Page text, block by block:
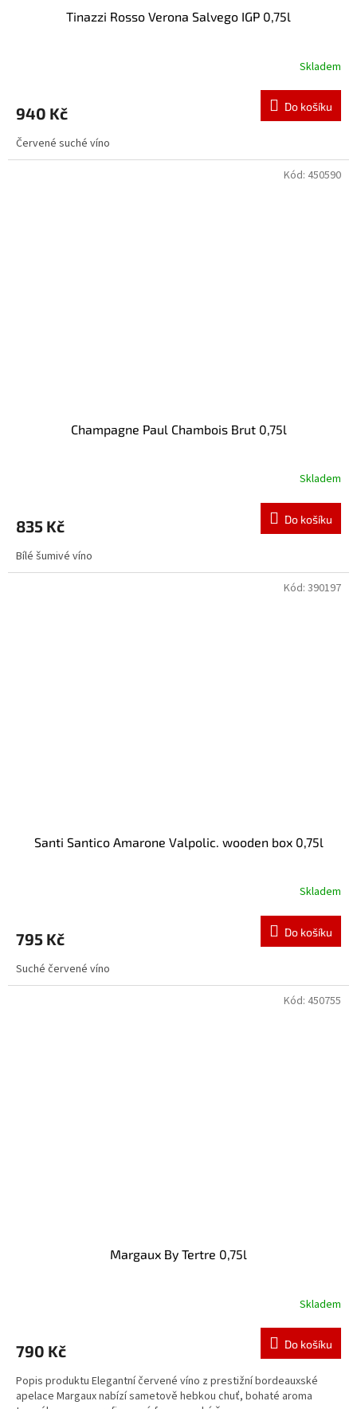
Tinazzi Rosso Verona Salvego IGP 0,75l
Skladem
940 Kč Do košíku
Červené suché víno
Champagne Paul Chambois Brut 0,75l
Skladem
835 Kč Do košíku
Bílé šumivé víno
Kód: 450590
Santi Santico Amarone Valpolic. wooden box 0,75l
Skladem
795 Kč Do košíku
Suché červené víno
Kód: 390197
Margaux By Tertre 0,75l
Skladem
790 Kč Do košíku
Popis produktu Elegantní červené víno z prestižní bordeauxské
apelace Margaux nabízí sametově hebkou chuť, bohaté aroma
Kód: 450755